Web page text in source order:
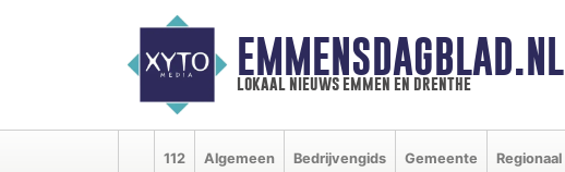
EMMENSDAGBLAD.NL
lokaal nieuws emmen en drenthe
112 Algemeen Bedrijvengids Gemeente Regionaal